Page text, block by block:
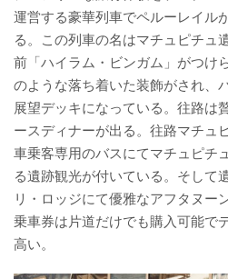
運営する豪華列車でペルーレイル
る。この列車の名はマチュピチュ
前「ハイラム・ビンガム」がつけ
のような落ち着いた装飾がされ、
展望デッキになっている。往路は
ースディナーが出る。往路マチュ
車乗客専用のバスにてマチュピチ
る遺跡観光が付いている。そして
リ・ロッジにて優雅なアフタヌー
乗車券は片道だけでも購入可能で
高い。